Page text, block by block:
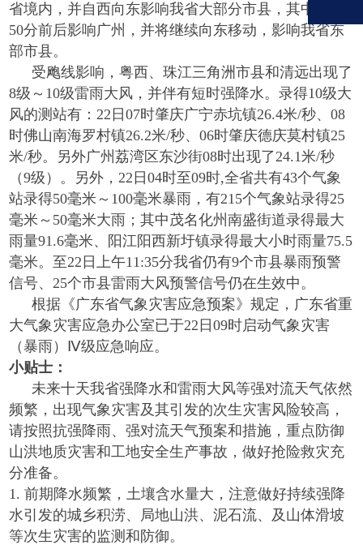
省境内，并自西向东影响我省大部分市县，其中于
50分前后影响广州，并将继续向东移动，影响我省东
部市县。
受飑线影响，粤西、珠江三角洲市县和清远出现了
8级～ 10级雷雨大风，并伴有短时强降水。录得10级大
风的测站有：22 日07时肇庆广宁赤坑镇26.4米/秒、08
时佛山南海罗村镇26.2米/秒、06时肇庆德庆莫村镇25
米/秒。另外广州荔湾区东沙街08时出现了24.1米/秒
（9级）。另外，22 日04时至09时,全省共有43个气象
站录得50毫米～ 100毫米暴雨，有215个气象站录得25
毫米～ 50毫米大雨；其中茂名化州南盛街道录得最大
雨量91.6毫米、阳江阳西新圩镇录得最大小时雨量75.5
毫米。至22 日上午11:35分我省仍有9个市县暴雨预警
信号、25个市县雷雨大风预警信号仍在生效中。
根据《广东省气象灾害应急预案》规定，广东省重
大气象灾害应急办公室已于22 日09时启动气象灾害
（暴雨）Ⅳ级应急响应。
小贴士：
未来十天我省强降水和雷雨大风等强对流天气依然
频繁，出现气象灾害及其引发的次生灾害风险较高，
请按照抗强降雨、强对流天气预案和措施，重点防御
山洪地质灾害和工地安全生产事故，做好抢险救灾充
分准备。
1.前期降水频繁，土壤含水量大，注意做好持续强降
水引发的城乡积涝、局地山洪、泥石流、及山体滑坡
等次生灾害的监测和防御。